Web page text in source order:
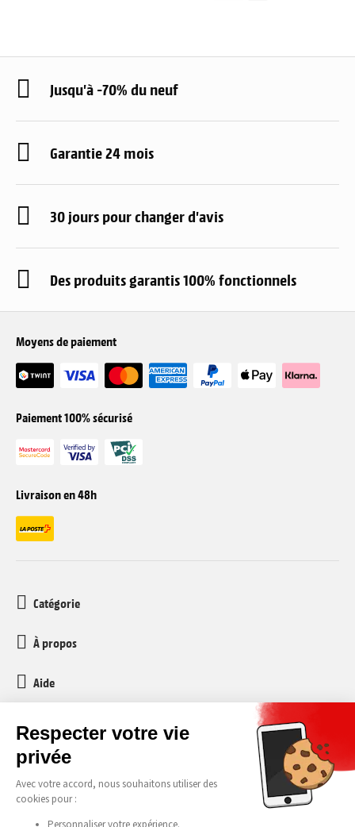
Jusqu'à -70% du neuf
Garantie 24 mois
30 jours pour changer d'avis
Des produits garantis 100% fonctionnels
Moyens de paiement
Paiement 100% sécurisé
Livraison en 48h
Catégorie
À propos
Aide
Service client
media-markt-refurbished@recommerce.com
Lundi-Vendredi 08:00-17:00